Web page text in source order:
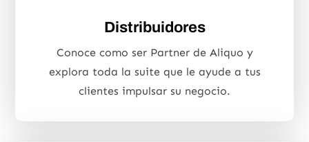
Distribuidores
Conoce como ser Partner de Aliquo y
explora toda la suite que le ayude a tus
clientes impulsar su negocio.